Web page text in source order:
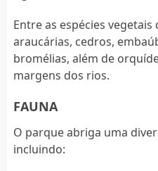
Entre as espécies
araucárias, cedros,
bromélias, além de
margens dos rios.
FAUNA
O parque abriga uma
incluindo: